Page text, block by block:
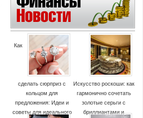
Как
сделать сюрприз с
кольцом для
предложения: Идеи и
советы для идеального
Искусство роскоши: как
гармонично сочетать
золотые серьги с
бриллиантами и